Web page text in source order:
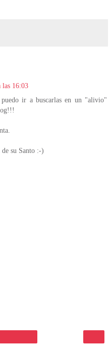
las 16:03
ir a buscarlas en un "alivio"
su Santo :-)